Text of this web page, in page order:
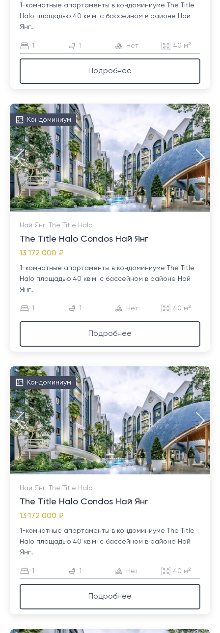
1-комнатные апартаменты в кондоминиуме The Title
Halo площадью 40 кв.м. с бассейном в районе Най
Янг...
1 1 Нет 40 м²
Подробнее
Кондоминиум
Най Янг, The Title Halo
The Title Halo Condos Най Янг
13 172 000 ₽
1-комнатные апартаменты в кондоминиуме The Title
Halo площадью 40 кв.м. с бассейном в районе Най
Янг...
1 1 Нет 40 м²
Подробнее
Кондоминиум
Най Янг, The Title Halo
The Title Halo Condos Най Янг
13 172 000 ₽
1-комнатные апартаменты в кондоминиуме The Title
Halo площадью 40 кв.м. с бассейном в районе Най
Янг...
1 1 Нет 40 м²
Подробнее